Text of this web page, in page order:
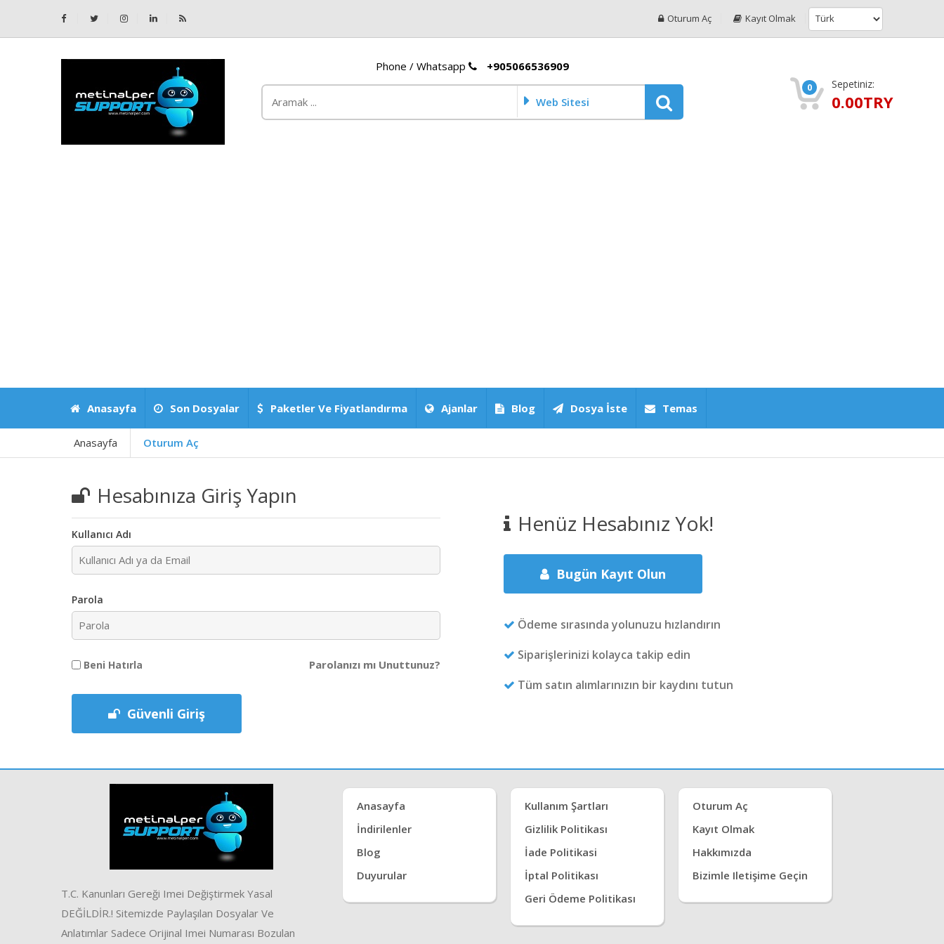
Oturum Aç Kayıt Olmak
Phone / Whatsapp +905066536909
Web Sitesi
0 Sepetiniz:
0.00TRY
Anasayfa Son Dosyalar Paketler Ve Fiyatlandırma Ajanlar Blog Dosya İste Temas
Anasayfa Oturum Aç
Hesabınıza Giriş Yapın
Kullanıcı Adı
Parola
Beni Hatırla Parolanızı mı Unuttunuz?
Güvenli Giriş
Henüz Hesabınız Yok!
Bugün Kayıt Olun
Ödeme sırasında yolunuzu hızlandırın
Siparişlerinizi kolayca takip edin
Tüm satın alımlarınızın bir kaydını tutun
T.C. Kanunları Gereği Imei Değiştirmek Yasal
DEĞİLDİR.! Sitemizde Paylaşılan Dosyalar Ve
Anlatımlar Sadece Orijinal Imei Numarası Bozulan
Anasayfa
İndirilenler
Blog
Duyurular
Kullanım Şartları
Gizlilik Politikası
İade Politikasi
İptal Politikası
Geri Ödeme Politikası
Oturum Aç
Kayıt Olmak
Hakkımızda
Bizimle Iletişime Geçin